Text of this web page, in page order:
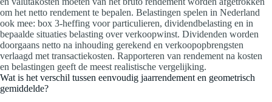
om het netto rendement te bepalen. Belastingen spelen in Nederland
ook mee: box 3-heffing voor particulieren, dividendbelasting en in
bepaalde situaties belasting over verkoopwinst. Dividenden worden
doorgaans netto na inhouding gerekend en verkoopopbrengsten
verlaagd met transactiekosten. Rapporteren van rendement na kosten
en belastingen geeft de meest realistische vergelijking.
Wat is het verschil tussen eenvoudig jaarrendement en geometrisch
gemiddelde?